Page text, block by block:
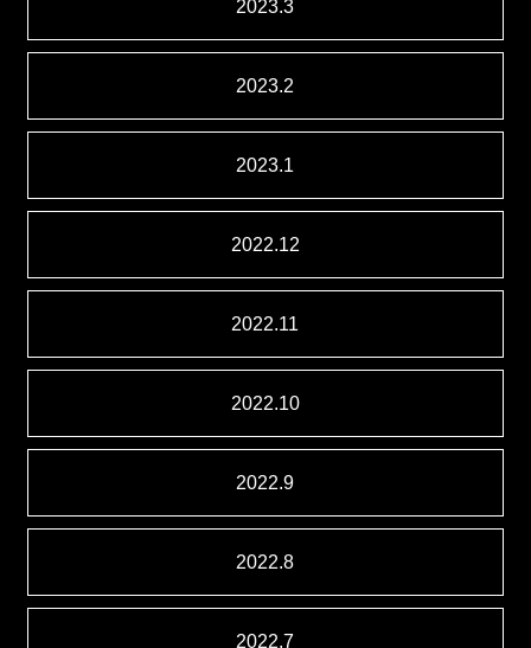
2023.3
2023.2
2023.1
2022.12
2022.11
2022.10
2022.9
2022.8
2022.7